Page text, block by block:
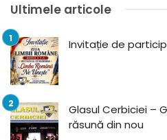
Ultimele articole
Invitație de
Glasul Cerbiciei –
răsună din nou